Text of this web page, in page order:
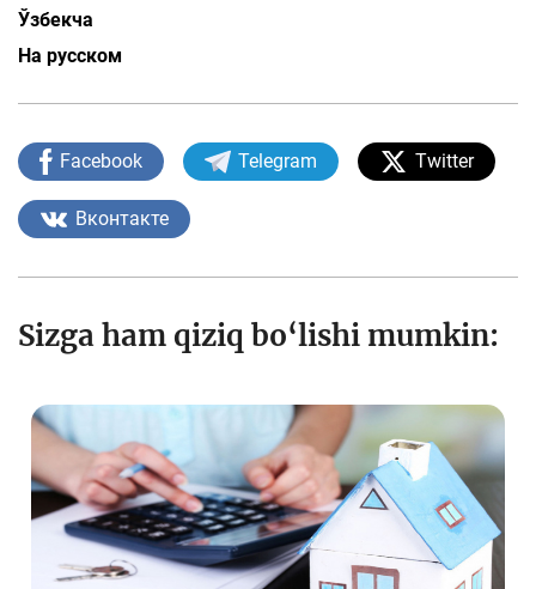
Ўзбекча
На русском
Facebook Telegram Twitter
Вконтакте
Sizga ham qiziq bo‘lishi mumkin: